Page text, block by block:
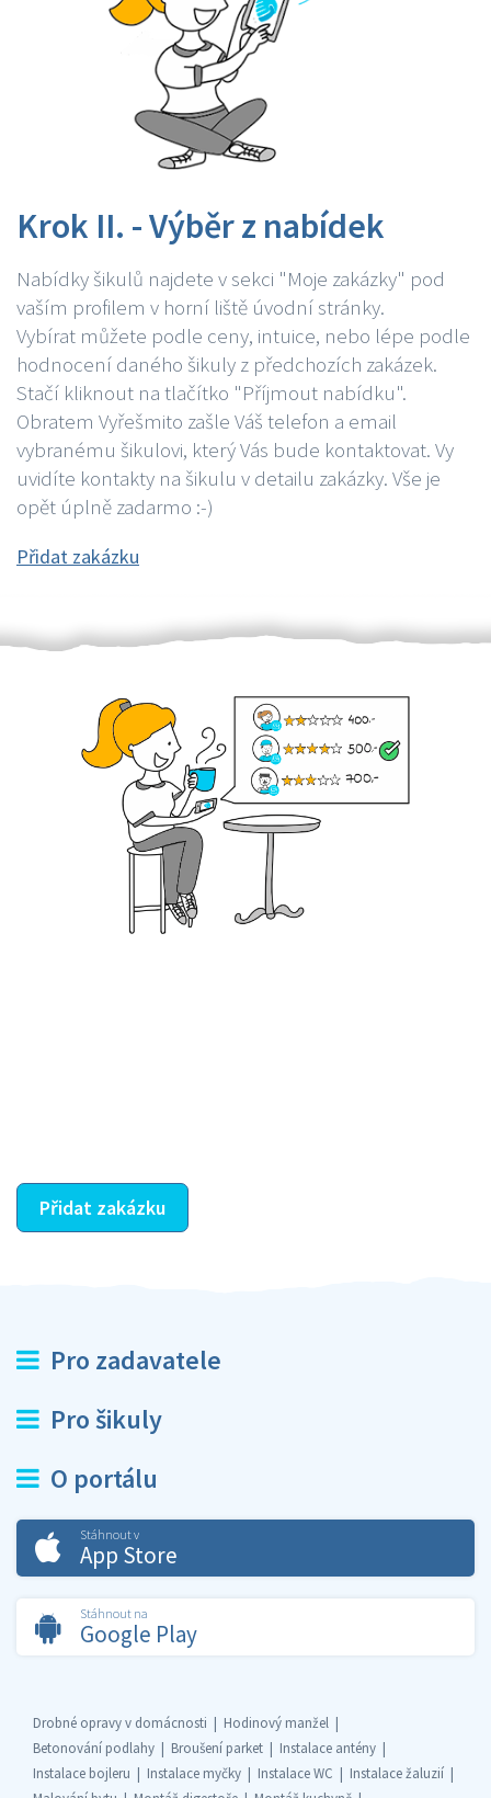
Krok II. - Výběr z nabídek
Nabídky šikulů najdete v sekci "Moje zakázky" pod
vaším profilem v horní liště úvodní stránky.
Vybírat můžete podle ceny, intuice, nebo lépe podle
hodnocení daného šikuly z předchozích zakázek.
Stačí kliknout na tlačítko "Příjmout nabídku".
Obratem Vyřešmito zašle Váš telefon a email
vybranému šikulovi, který Vás bude kontaktovat. Vy
uvidíte kontakty na šikulu v detailu zakázky. Vše je
opět úplně zadarmo :-)
Přidat zakázku
Přidat zakázku
Pro zadavatele
Pro šikuly
O portálu
Stáhnout v
App Store
Stáhnout na
Google Play
Drobné opravy v domácnosti
Hodinový manžel
Betonování podlahy
Broušení parket
Instalace antény
Instalace bojleru
Instalace myčky Instalace WC
Instalace žaluzií